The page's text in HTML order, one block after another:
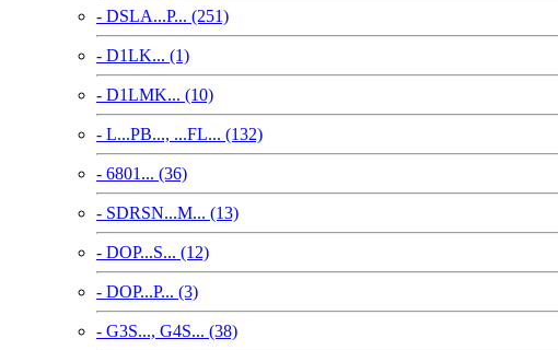
- DSLA...P... (251)
- D1LK... (1)
- D1LMK... (10)
- L...PB..., ...FL... (132)
- 6801... (36)
- SDRSN...M... (13)
- DOP...S... (12)
- DOP...P... (3)
- G3S..., G4S... (38)